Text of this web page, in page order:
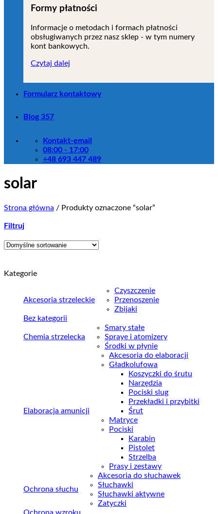
Formy płatności
Informacje o metodach i formach płatności
obsługiwanych przez nasz sklep - w tym numery
kont bankowych.
Czytaj dalej
Formularz kontaktowy
Blog 357
Kontakt-email
08:00 - 17:00
+48 693 447 489
solar
Strona główna / Produkty oznaczone “solar”
Filtruj
Kategorie
Akcesoria strzeleckie
Czyszczenie
Przenoszenie
Zbijaki
Bez kategorii
Chemia strzelecka
Smary stałe
Spraye i atomizery
Środki w płynie
Elaboracja amunicji
Akcesoria do elaboracji
Gładkolufowa
Koszyczki do śrutu
Narzędzia
Pociski slug
Przekładki i przybitki
Śrut
Matryce
Pociski
Karabin
Pistolet
Strzelba
Prasy i zestawy
Ochrona słuchu
Akcesoria do słuchawek
Słuchawki
Słuchawki aktywne
Zatyczki